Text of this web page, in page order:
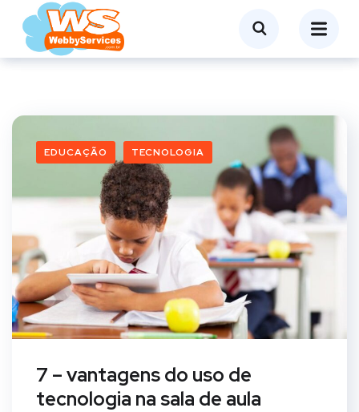
EDUCAÇÃO TECNOLOGIA
7 – vantagens do uso de
tecnologia na sala de aula